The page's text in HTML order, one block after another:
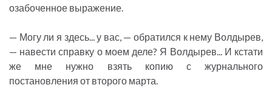
озабоченное выражение.
— Могу ли я здесь... у вас, — обратился к нему Волдырев,
— навести справку о моем деле? Я Волдырев... И кстати
же мне нужно взять копию с журнального
постановления от второго марта.